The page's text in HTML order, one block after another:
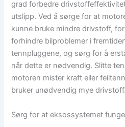
grad forbedre
utslipp. Ved å sørge for at
kunne bruke mindre drivstoff,
forhindre bilproblemer i
tennpluggene, og sørg for å
når dette er nødvendig. Slitte
motoren mister kraft eller
bruker unødvendig mye drivstoff.
Sørg for at eksossystemet